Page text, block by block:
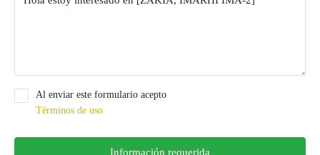
Al enviar este formulario acepto
Términos de uso
Información requerida